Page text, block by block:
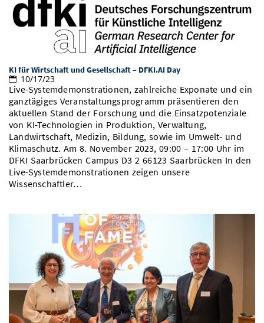
KI für Wirtschaft und Gesellschaft – DFKI.AI Day
10/17/23
Live-Systemdemonstrationen, zahlreiche Exponate und ein
ganztägiges Veranstaltungsprogramm präsentieren den
aktuellen Stand der Forschung und die Einsatzpotenziale
von KI-Technologien in Produktion, Verwaltung,
Landwirtschaft, Medizin, Bildung, sowie im Umwelt- und
Klimaschutz. Am 8. November 2023, 09:00 – 17:00 Uhr im
DFKI Saarbrücken Campus D3 2 66123 Saarbrücken In den
Live-Systemdemonstrationen zeigen unsere
Wissenschaftler…